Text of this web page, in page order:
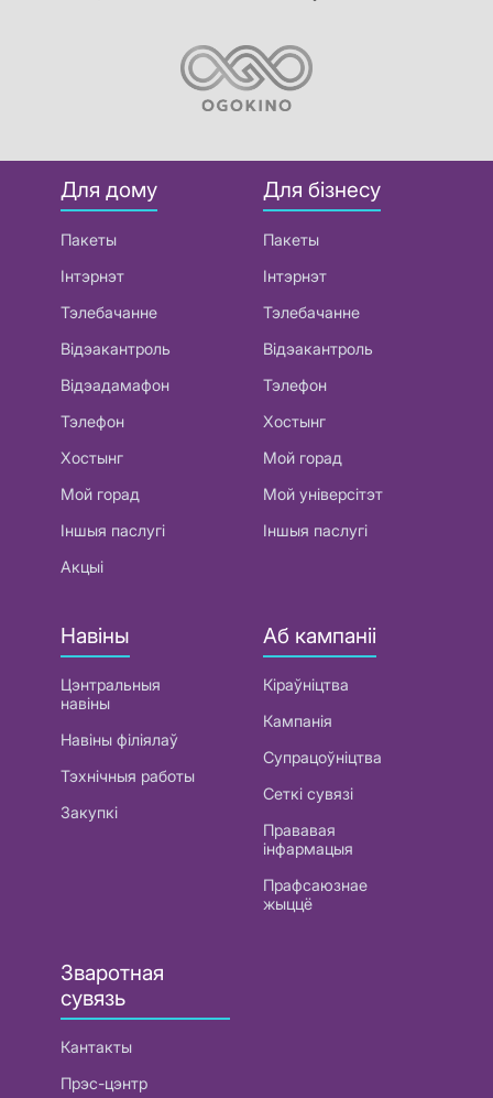
Для дому
Пакеты
Інтэрнэт
Тэлебачанне
Відэакантроль
Відэадамафон
Тэлефон
Хостынг
Мой горад
Іншыя паслугі
Акцыі
Для бізнесу
Пакеты
Інтэрнэт
Тэлебачанне
Відэакантроль
Тэлефон
Хостынг
Мой горад
Мой універсітэт
Іншыя паслугі
Навіны
Цэнтральныя
навіны
Навіны філіялаў
Тэхнічныя работы
Закупкі
Аб кампаніі
Кіраўніцтва
Кампанія
Супрацоўніцтва
Сеткі сувязі
Прававая
інфармацыя
Прафсаюзнае
жыццё
Зваротная
сувязь
Кантакты
Прэс-цэнтр